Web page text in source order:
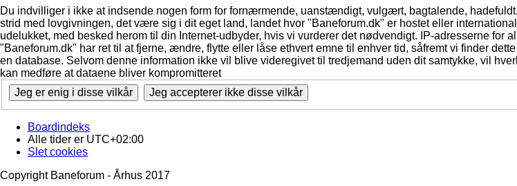
Du indvilliger i ikke at indsende nogen form for fornærmende, uanstændigt, vulgært, bagtalende,
strid med lovgivningen, det være sig i dit eget land, landet hvor "Baneforum.dk" er hostet eller
udelukket, med besked herom til din Internet-udbyder, hvis vi vurderer det nødvendigt. IP-adresserne
"Baneforum.dk" har ret til at fjerne, ændre, flytte eller låse ethvert emne til enhver tid, såfremt vi finder
en database. Selvom denne information ikke vil blive videregivet til tredjemand uden dit samtykke, vil
kan medføre at dataene bliver kompromitteret
Boardindeks
Alle tider er UTC+02:00
Slet cookies
Copyright Baneforum - Århus 2017